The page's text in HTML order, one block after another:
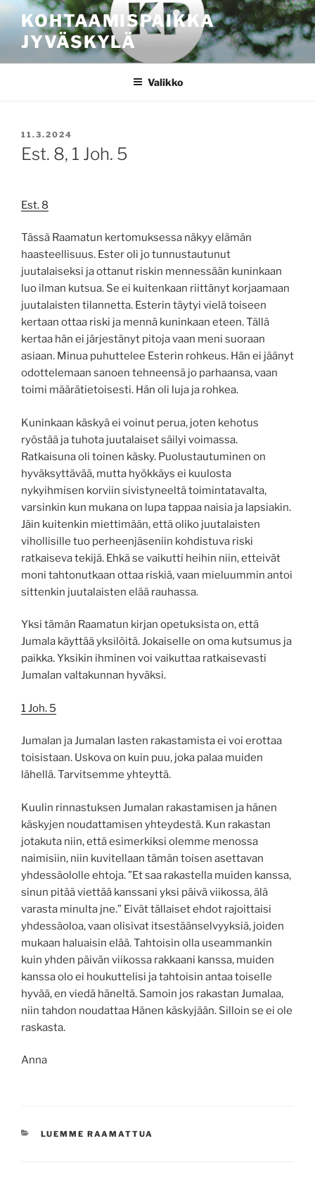
sisältöönKOHTAAMISPAIKKA
JYVÄSKYLÄ
Valikko
JULKAISTU
11.3.2024
Est. 8, 1 Joh. 5
Est. 8
Tässä Raamatun kertomuksessa näkyy elämän
haasteellisuus. Ester oli jo tunnustautunut
juutalaiseksi ja ottanut riskin mennessään kuninkaan
luo ilman kutsua. Se ei kuitenkaan riittänyt korjaamaan
juutalaisten tilannetta. Esterin täytyi vielä toiseen
kertaan ottaa riski ja mennä kuninkaan eteen. Tällä
kertaa hän ei järjestänyt pitoja vaan meni suoraan
asiaan. Minua puhuttelee Esterin rohkeus. Hän ei jäänyt
odottelemaan sanoen tehneensä jo parhaansa, vaan
toimi määrätietoisesti. Hän oli luja ja rohkea.
Kuninkaan käskyä ei voinut perua, joten kehotus
ryöstää ja tuhota juutalaiset säilyi voimassa.
Ratkaisuna oli toinen käsky. Puolustautuminen on
hyväksyttävää, mutta hyökkäys ei kuulosta
nykyihmisen korviin sivistyneeltä toimintatavalta,
varsinkin kun mukana on lupa tappaa naisia ja lapsiakin.
Jäin kuitenkin miettimään, että oliko juutalaisten
vihollisille tuo perheenjäseniin kohdistuva riski
ratkaiseva tekijä. Ehkä se vaikutti heihin niin, etteivät
moni tahtonutkaan ottaa riskiä, vaan mieluummin antoi
sittenkin juutalaisten elää rauhassa.
Yksi tämän Raamatun kirjan opetuksista on, että
Jumala käyttää yksilöitä. Jokaiselle on oma kutsumus ja
paikka. Yksikin ihminen voi vaikuttaa ratkaisevasti
Jumalan valtakunnan hyväksi.
1 Joh. 5
Jumalan ja Jumalan lasten rakastamista ei voi erottaa
toisistaan. Uskova on kuin puu, joka palaa muiden
lähellä. Tarvitsemme yhteyttä.
Kuulin rinnastuksen Jumalan rakastamisen ja hänen
käskyjen noudattamisen yhteydestä. Kun rakastan
jotakuta niin, että esimerkiksi olemme menossa
naimisiin, niin kuvitellaan tämän toisen asettavan
yhdessäololle ehtoja. ”Et saa rakastella muiden kanssa,
sinun pitää viettää kanssani yksi päivä viikossa, älä
varasta minulta jne.” Eivät tällaiset ehdot rajoittaisi
yhdessäoloa, vaan olisivat itsestäänselvyyksiä, joiden
mukaan haluaisin elää. Tahtoisin olla useammankin
kuin yhden päivän viikossa rakkaani kanssa, muiden
kanssa olo ei houkuttelisi ja tahtoisin antaa toiselle
hyvää, en viedä häneltä. Samoin jos rakastan Jumalaa,
niin tahdon noudattaa Hänen käskyjään. Silloin se ei ole
raskasta.
Anna
KATEGORIAT
LUEMME RAAMATTUA